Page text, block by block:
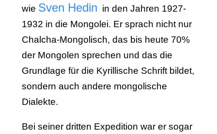
wie Sven Hedin in den Jahren 1927-
1932 in die Mongolei. Er sprach nicht nur
Chalcha-Mongolisch, das bis heute 70%
der Mongolen sprechen und das die
Grundlage für die Kyrillische Schrift bildet,
sondern auch andere mongolische
Dialekte.
Bei seiner dritten Expedition war er sogar